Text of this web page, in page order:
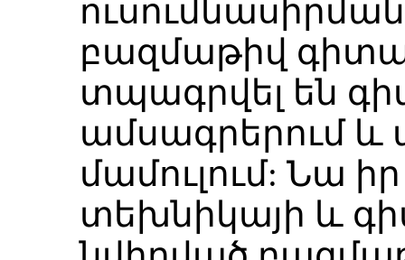
բազմաթիվ
տպագրվել են
ամսագրերում
մամուլում: Նա
տեխնիկայի և